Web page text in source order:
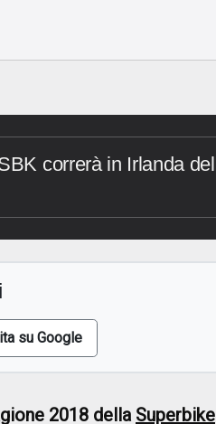
correrà in Irlanda del
su Google
2018 della Superbike